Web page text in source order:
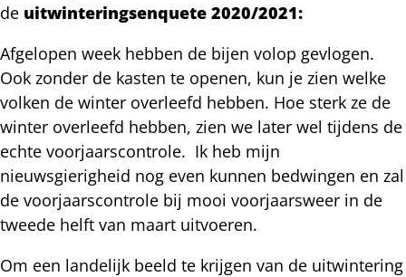
de uitwinteringsenquete 2020/2021:
Afgelopen week hebben de bijen volop gevlogen.
Ook zonder de kasten te openen, kun je zien welke
volken de winter overleefd hebben. Hoe sterk ze de
winter overleefd hebben, zien we later wel tijdens de
echte voorjaarscontrole. Ik heb mijn
nieuwsgierigheid nog even kunnen bedwingen en zal
de voorjaarscontrole bij mooi voorjaarsweer in de
tweede helft van maart uitvoeren.
Om een landelijk beeld te krijgen van de uitwintering